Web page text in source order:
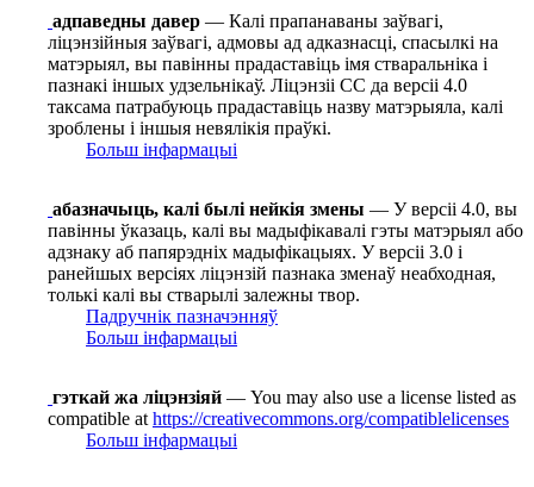
адпаведны давер — Калі прапанаваны заўвагі,
ліцэнзійныя заўвагі, адмовы ад адказнасці, спасылкі на
матэрыял, вы павінны прадаставіць імя стваральніка і
пазнакі іншых удзельнікаў. Ліцэнзіі СС да версіі 4.0
таксама патрабуюць прадаставіць назву матэрыяла, калі
зроблены і іншыя невялікія праўкі.
Больш інфармацыі
абазначыць, калі былі нейкія змены — У версіі 4.0, вы
павінны ўказаць, калі вы мадыфікавалі гэты матэрыял або
адзнаку аб папярэдніх мадыфікацыях. У версіі 3.0 і
ранейшых версіях ліцэнзій пазнака зменаў неабходная,
толькі калі вы стварылі залежны твор.
Падручнік пазначэнняў
Больш інфармацыі
гэткай жа ліцэнзіяй — You may also use a license listed as
compatible at https://creativecommons.org/compatiblelicenses
Больш інфармацыі